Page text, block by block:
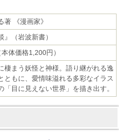
著 《漫画家》
』（岩波新書）
体価格1,200円）
棲まう妖怪と神様。語り継がれる逸
ともに、愛情味溢れる多彩なイラス
「目に見えない世界」を描き出す。